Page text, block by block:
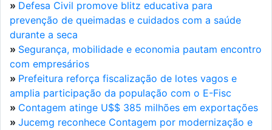
» Defesa Civil promove blitz educativa para
prevenção de queimadas e cuidados com a saúde
durante a seca
» Segurança, mobilidade e economia pautam encontro
com empresários
» Prefeitura reforça fiscalização de lotes vagos e
amplia participação da população com o E-Fisc
» Contagem atinge U$$ 385 milhões em exportações
» Jucemg reconhece Contagem por modernização e